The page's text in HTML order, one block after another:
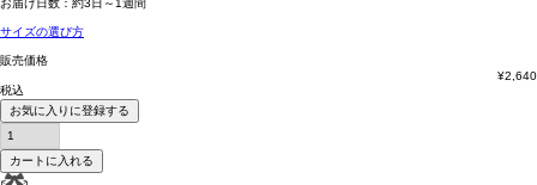
お届け日数：約3日～1週間
サイズの選び方
販売価格
¥2,640
税込
お気に入りに登録する
カートに入れる